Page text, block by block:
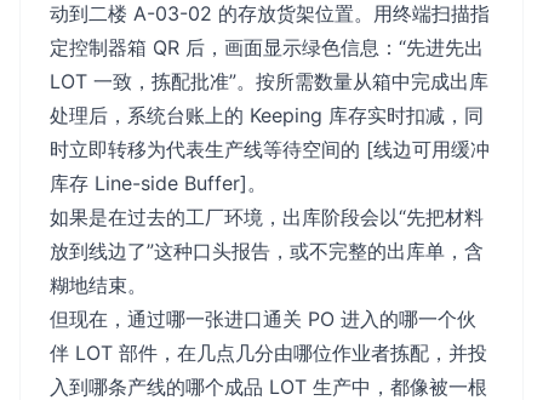
动到二楼 A-03-02 的存放货架位置。用终端扫描指
定控制器箱 QR 后，画面显示绿色信息：“先进先出
LOT 一致，拣配批准”。按所需数量从箱中完成出库
处理后，系统台账上的 Keeping 库存实时扣减，同
时立即转移为代表生产线等待空间的 [线边可用缓冲
库存 Line-side Buffer]。
如果是在过去的工厂环境，出库阶段会以“先把材料
放到线边了”这种口头报告，或不完整的出库单，含
糊地结束。
但现在，通过哪一张进口通关 PO 进入的哪一个伙
伴 LOT 部件，在几点几分由哪位作业者拣配，并投
入到哪条产线的哪个成品 LOT 生产中，都像被一根